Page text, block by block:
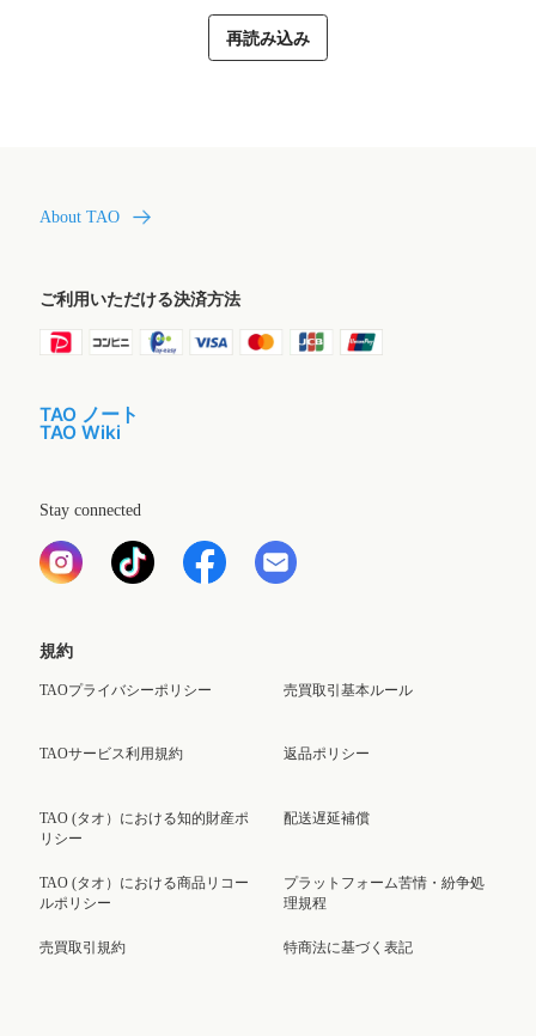
再読み込み
About TAO
ご利用いただける決済方法
TAO ノート
TAO Wiki
Stay connected
規約
TAOプライバシーポリシー
TAOサービス利用規約
TAO (タオ）における知的財産ポ
リシー
TAO (タオ）における商品リコー
ルポリシー
売買取引規約
売買取引基本ルール
返品ポリシー
配送遅延補償
プラットフォーム苦情・紛争処
理規程
特商法に基づく表記